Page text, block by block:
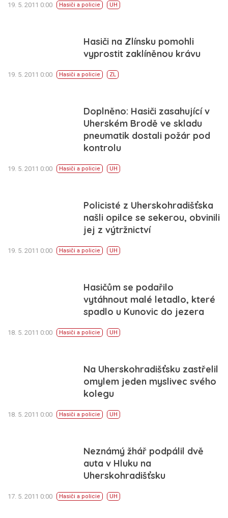
19. 5. 2011 0:00 Hasiči a policie UH
Hasiči na Zlínsku pomohli
vyprostit zaklíněnou krávu
19. 5. 2011 0:00 Hasiči a policie ZL
Doplněno: Hasiči zasahující v
Uherském Brodě ve skladu
pneumatik dostali požár pod
kontrolu
19. 5. 2011 0:00 Hasiči a policie UH
Policisté z Uherskohradišťska
našli opilce se sekerou, obvinili
jej z výtržnictví
19. 5. 2011 0:00 Hasiči a policie UH
Hasičům se podařilo
vytáhnout malé letadlo, které
spadlo u Kunovic do jezera
18. 5. 2011 0:00 Hasiči a policie UH
Na Uherskohradišťsku zastřelil
omylem jeden myslivec svého
kolegu
18. 5. 2011 0:00 Hasiči a policie UH
Neznámý žhář podpálil dvě
auta v Hluku na
Uherskohradišťsku
17. 5. 2011 0:00 Hasiči a policie UH